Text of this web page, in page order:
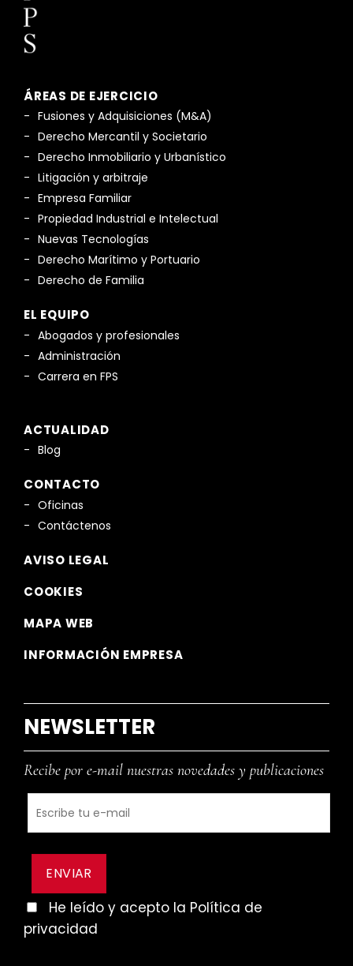
ÁREAS DE EJERCICIO
Fusiones y Adquisiciones (M&A)
Derecho Mercantil y Societario
Derecho Inmobiliario y Urbanístico
Litigación y arbitraje
Empresa Familiar
Propiedad Industrial e Intelectual
Nuevas Tecnologías
Derecho Marítimo y Portuario
Derecho de Familia
EL EQUIPO
Abogados y profesionales
Administración
Carrera en FPS
ACTUALIDAD
Blog
CONTACTO
Oficinas
Contáctenos
AVISO LEGAL
COOKIES
MAPA WEB
INFORMACIÓN EMPRESA
NEWSLETTER
Recibe por e-mail nuestras novedades y publicaciones
He leído y acepto la Política de
privacidad